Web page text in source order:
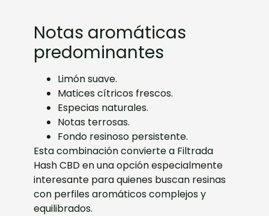
Notas aromáticas
predominantes
Limón suave.
Matices cítricos frescos.
Especias naturales.
Notas terrosas.
Fondo resinoso persistente.
Esta combinación convierte a Filtrada
Hash CBD en una opción especialmente
interesante para quienes buscan resinas
con perfiles aromáticos complejos y
equilibrados.